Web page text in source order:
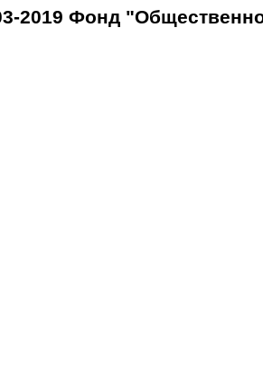
2019 Фонд